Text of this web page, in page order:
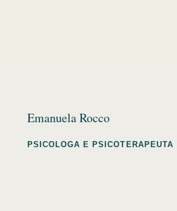
Emanuela Rocco
PSICOLOGA E PSICOTERAPEUTA